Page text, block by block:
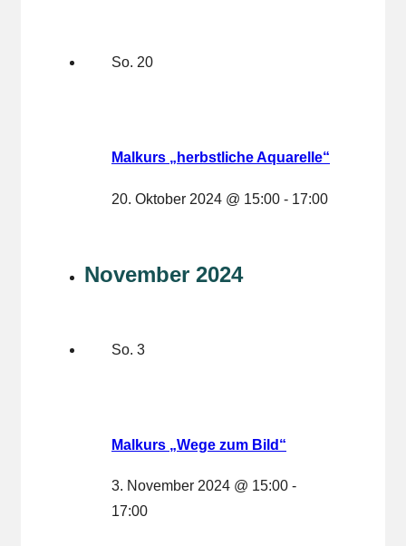
So. 20
Malkurs „herbstliche Aquarelle“
20. Oktober 2024 @ 15:00 - 17:00
November 2024
So. 3
Malkurs „Wege zum Bild“
3. November 2024 @ 15:00 -
17:00